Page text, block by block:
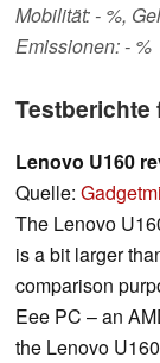
Mobilität: - %,
Emissionen: - %
Testberichte
Lenovo U160
Quelle:
The Lenovo
is a bit larger
comparison
Eee PC – an
the Lenovo